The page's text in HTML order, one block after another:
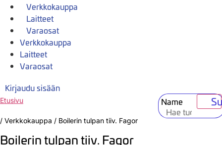
Verkkokauppa
Laitteet
Varaosat
Verkkokauppa
Laitteet
Varaosat
Kirjaudu sisään
Name
Etusivu
/ Verkkokauppa / Boilerin tulpan tiiv. Fagor
Boilerin tulpan tiiv. Fagor